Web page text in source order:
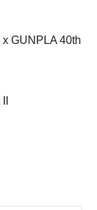
x GUNPLA 40th